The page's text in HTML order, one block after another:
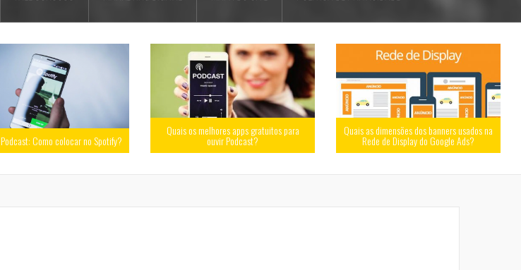
Podcast: Como colocar no Spotify?
Quais os melhores apps gratuitos para
ouvir Podcast?
Quais as dimensões dos banners usados na
Rede de Display do Google Ads?